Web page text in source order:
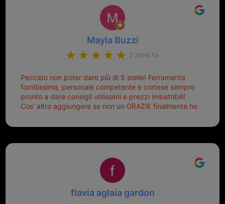
Mayla Buzzi
2 mesi fa
Peccato non poter dare più di 5 stelle! Ferramenta
fornitissima, personale competente e cortese sempre
pronto a dare consigli utilissimi e prezzi imbattibili!
Cos' altro aggiungere se non un GRAZIE finalmente ho
mio riferimento. Ah dimenticavo...da loro sono riuscita
Top top top!!!
flavia aglaia gardon